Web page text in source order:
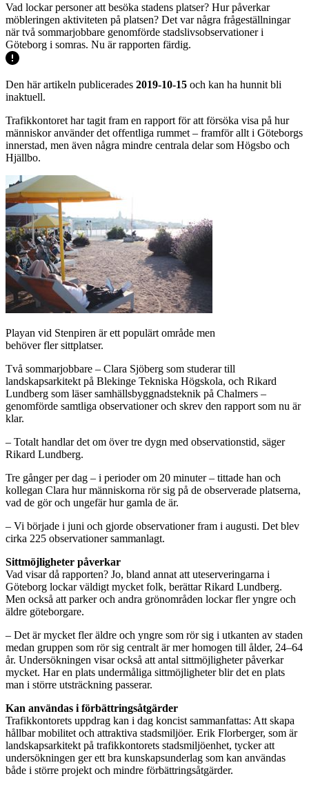
Vad lockar personer att besöka stadens platser? Hur påverkar
möbleringen aktiviteten på platsen? Det var några frågeställningar
när två sommarjobbare genomförde stadslivsobservationer i
Göteborg i somras. Nu är rapporten färdig.
Den här artikeln publicerades 2019-10-15 och kan ha hunnit bli
inaktuell.
Trafikkontoret har tagit fram en rapport för att försöka visa på hur
människor använder det offentliga rummet – framför allt i Göteborgs
innerstad, men även några mindre centrala delar som Högsbo och
Hjällbo.
Playan vid Stenpiren är ett populärt område men
behöver fler sittplatser.
Två sommarjobbare – Clara Sjöberg som studerar till
landskapsarkitekt på Blekinge Tekniska Högskola, och Rikard
Lundberg som läser samhällsbyggnadsteknik på Chalmers –
genomförde samtliga observationer och skrev den rapport som nu är
klar.
– Totalt handlar det om över tre dygn med observationstid, säger
Rikard Lundberg.
Tre gånger per dag – i perioder om 20 minuter – tittade han och
kollegan Clara hur människorna rör sig på de observerade platserna,
vad de gör och ungefär hur gamla de är.
– Vi började i juni och gjorde observationer fram i augusti. Det blev
cirka 225 observationer sammanlagt.
Sittmöjligheter påverkar
Vad visar då rapporten? Jo, bland annat att uteserveringarna i
Göteborg lockar väldigt mycket folk, berättar Rikard Lundberg.
Men också att parker och andra grönområden lockar fler yngre och
äldre göteborgare.
– Det är mycket fler äldre och yngre som rör sig i utkanten av staden
medan gruppen som rör sig centralt är mer homogen till ålder, 24–64
år. Undersökningen visar också att antal sittmöjligheter påverkar
mycket. Har en plats undermåliga sittmöjligheter blir det en plats
man i större utsträckning passerar.
Kan användas i förbättringsåtgärder
Trafikkontorets uppdrag kan i dag koncist sammanfattas: Att skapa
hållbar mobilitet och attraktiva stadsmiljöer. Erik Florberger, som är
landskapsarkitekt på trafikkontorets stadsmiljöenhet, tycker att
undersökningen ger ett bra kunskapsunderlag som kan användas
både i större projekt och mindre förbättringsåtgärder.